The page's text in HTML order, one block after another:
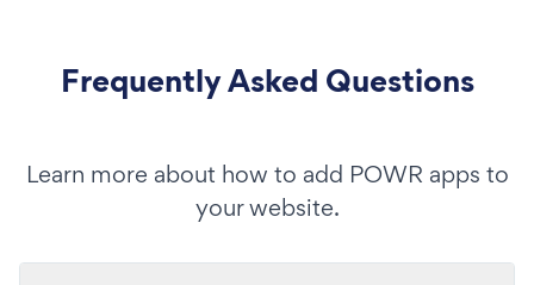
Frequently Asked Questions
Learn more about how to add POWR apps to
your website.